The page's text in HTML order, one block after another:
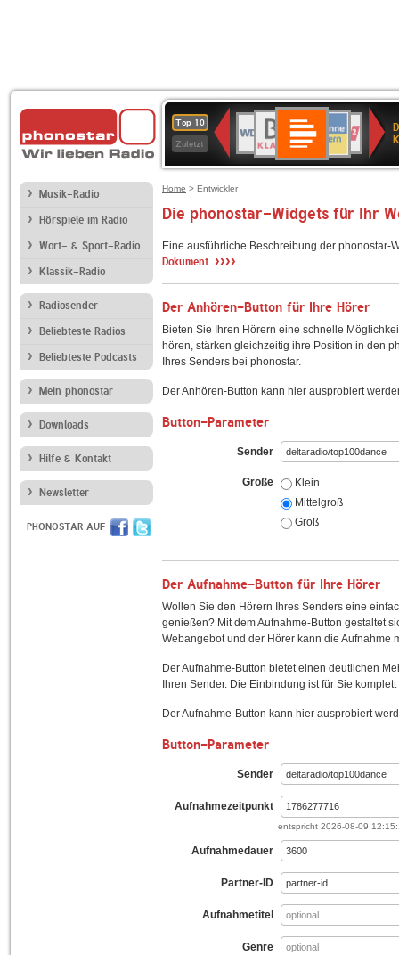
Top 10
Zuletzt
Deutschlandfunk
80er
90er
OLDIE
ANTENNE
SWR3
4
BR-
KLASSIK
Deutschlandfunk
Kultur
ANTENNE
BAYERN
SWR
Kultur
NDR
2
Musik-Radio
Hörspiele im Radio
Wort- & Sport-Radio
Klassik-Radio
Radiosender
Beliebteste Radios
Beliebteste Podcasts
Mein phonostar
Downloads
Hilfe & Kontakt
Newsletter
PHONOSTAR AUF
Home > Entwickler
Die phonostar-Widgets für Ihr
Eine ausführliche Beschreibung der
Dokument. ››››
Der Anhören-Button für Ihre Hörer
Bieten Sie Ihren Hörern eine schnelle
hören, stärken gleichzeitig ihre Position in den
Ihres Senders bei phonostar.
Der Anhören-Button kann hier ausprobiert
Button-Parameter
Sender
Größe
Klein
Mittelgroß
Groß
Der Aufnahme-Button für Ihre Hörer
Wollen Sie den Hörern Ihres Senders eine
genießen? Mit dem Aufnahme-Button gestaltet
Webangebot und der Hörer kann die Aufnahme
Der Aufnahme-Button bietet einen deutlichen
Ihren Sender. Die Einbindung ist für Sie
Der Aufnahme-Button kann hier ausprobiert
Button-Parameter
Sender
Aufnahmezeitpunkt
entspricht 2026-08-09
Aufnahmedauer
Partner-ID
Aufnahmetitel
Genre